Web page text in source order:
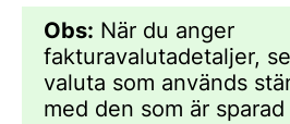
Obs: När du anger
fakturavalutadetaljer,
valuta som används
med den som är